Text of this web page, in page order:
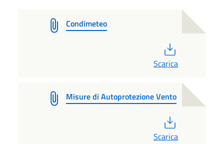
Condimeteo
Scarica
Misure di Autoprotezione Vento
Scarica